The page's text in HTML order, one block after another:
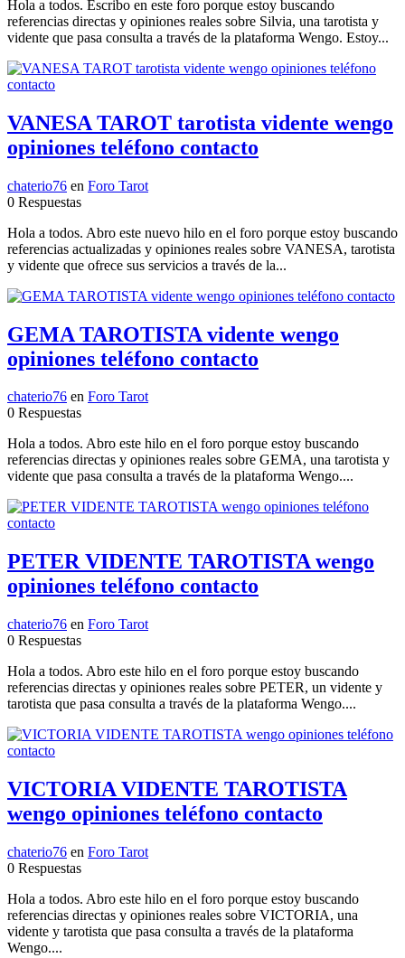
Hola a todos. Escribo en este foro porque estoy buscando
referencias directas y opiniones reales sobre Silvia, una tarotista y
vidente que pasa consulta a través de la plataforma Wengo. Estoy...
VANESA TAROT tarotista vidente wengo
opiniones teléfono contacto
chaterio76 en Foro Tarot
0 Respuestas
Hola a todos. Abro este nuevo hilo en el foro porque estoy buscando
referencias actualizadas y opiniones reales sobre VANESA, tarotista
y vidente que ofrece sus servicios a través de la...
GEMA TAROTISTA vidente wengo
opiniones teléfono contacto
chaterio76 en Foro Tarot
0 Respuestas
Hola a todos. Abro este hilo en el foro porque estoy buscando
referencias directas y opiniones reales sobre GEMA, una tarotista y
vidente que pasa consulta a través de la plataforma Wengo....
PETER VIDENTE TAROTISTA wengo
opiniones teléfono contacto
chaterio76 en Foro Tarot
0 Respuestas
Hola a todos. Abro este hilo en el foro porque estoy buscando
referencias directas y opiniones reales sobre PETER, un vidente y
tarotista que pasa consulta a través de la plataforma Wengo....
VICTORIA VIDENTE TAROTISTA
wengo opiniones teléfono contacto
chaterio76 en Foro Tarot
0 Respuestas
Hola a todos. Abro este hilo en el foro porque estoy buscando
referencias directas y opiniones reales sobre VICTORIA, una
vidente y tarotista que pasa consulta a través de la plataforma
Wengo....